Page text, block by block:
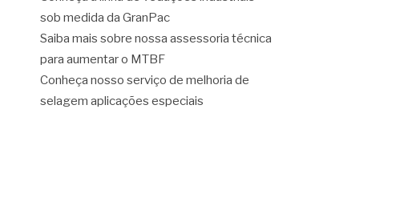
sob medida da GranPac
Saiba mais sobre nossa assessoria técnica
para aumentar o MTBF
Conheça nosso serviço de melhoria de
selagem aplicações especiais